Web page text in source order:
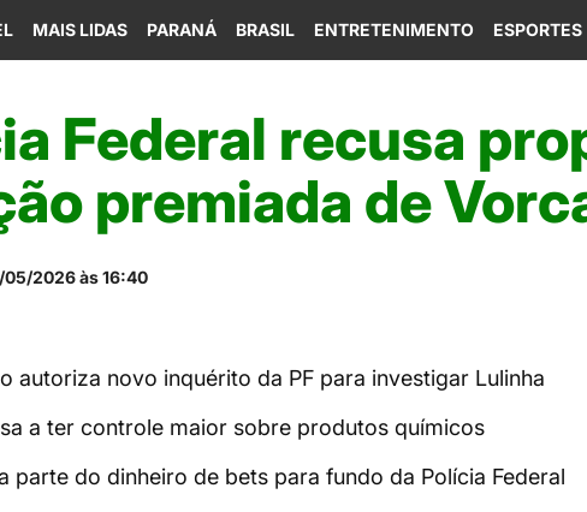
MAIS LIDAS PARANÁ BRASIL ENTRETENIMENTO ESPORTES
Federal recusa
premiada de
05/2026 às 16:40
autoriza novo inquérito da PF para investigar Lulinha
a ter controle maior sobre produtos químicos
parte do dinheiro de bets para fundo da Polícia Federal